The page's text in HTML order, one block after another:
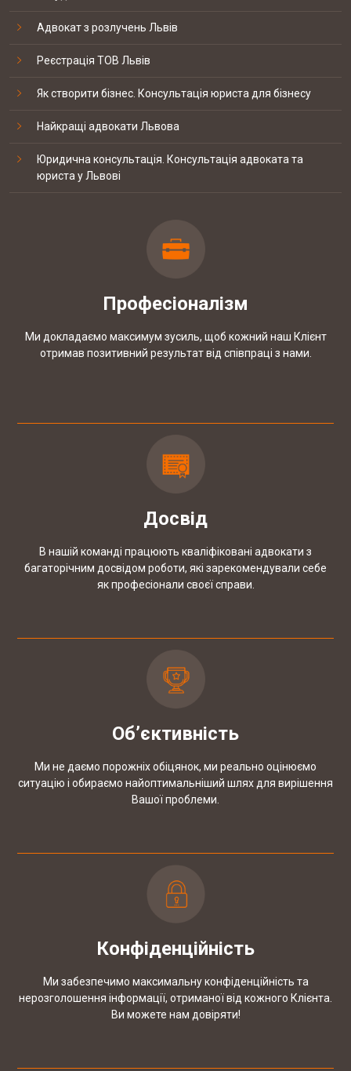
автоматизації систем""
КЕЙС: Закриття справи по ст. 130 КУпАП
КЕЙС: Закриття справи про домашнє
насильство при необґрунтованому
звинуваченні
Адвокат з розлучень Львів
Реєстрація ТОВ Львів
Як створити бізнес. Консультація юриста для бізнесу
Найкращі адвокати Львова
Юридична консультація. Консультація адвоката та
юриста у Львові
Професіоналізм
Ми докладаємо максимум зусиль, щоб кожний наш Клієнт
отримав позитивний результат від співпраці з нами.
Досвід
В нашій команді працюють кваліфіковані адвокати з
багаторічним досвідом роботи, які зарекомендували себе
як професіонали своєї справи.
Об’єктивність
Ми не даємо порожніх обіцянок, ми реально оцінюємо
ситуацію і обираємо найоптимальніший шлях для вирішення
Вашої проблеми.
Конфіденційність
Ми забезпечимо максимальну конфіденційність та
нерозголошення інформації, отриманої від кожного Клієнта.
Ви можете нам довіряти!